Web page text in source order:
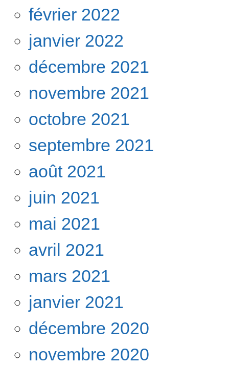
février 2022
janvier 2022
décembre 2021
novembre 2021
octobre 2021
septembre 2021
août 2021
juin 2021
mai 2021
avril 2021
mars 2021
janvier 2021
décembre 2020
novembre 2020